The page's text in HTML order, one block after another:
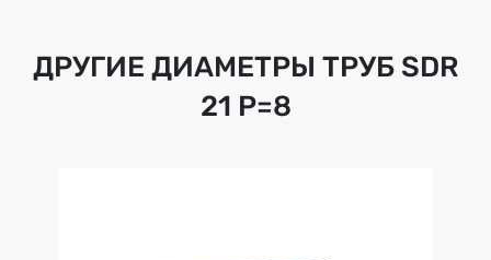
ДРУГИЕ ДИАМЕТРЫ ТРУБ SDR
21 Р=8